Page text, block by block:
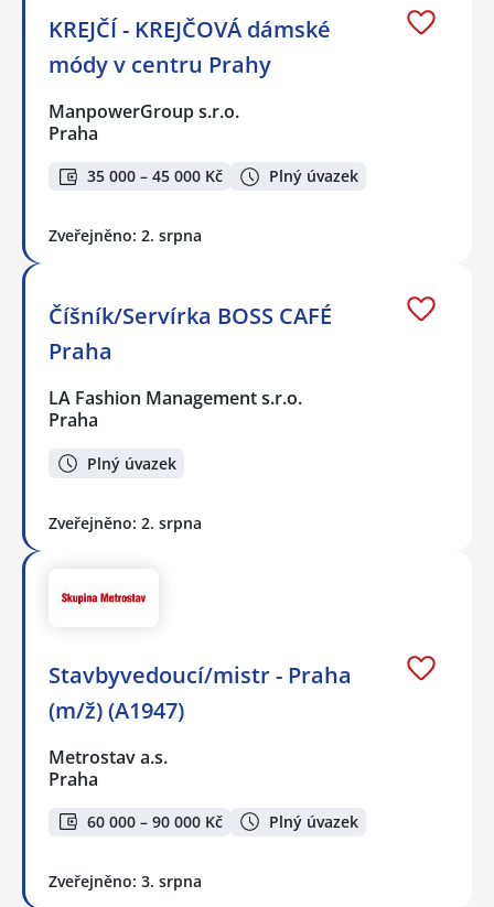
KREJČÍ - KREJČOVÁ dámské
módy v centru Prahy
ManpowerGroup s.r.o.
Praha
35 000 – 45 000 Kč Plný úvazek
Zveřejněno: 2. srpna
Číšník/Servírka BOSS CAFÉ
Praha
LA Fashion Management s.r.o.
Praha
Plný úvazek
Zveřejněno: 2. srpna
Stavbyvedoucí/mistr - Praha
(m/ž) (A1947)
Metrostav a.s.
Praha
60 000 – 90 000 Kč Plný úvazek
Zveřejněno: 3. srpna